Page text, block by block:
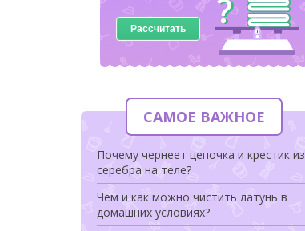
Рассчитать
САМОЕ ВАЖНОЕ
Почему чернеет цепочка и крестик из
серебра на теле?
Чем и как можно чистить латунь в
домашних условиях?